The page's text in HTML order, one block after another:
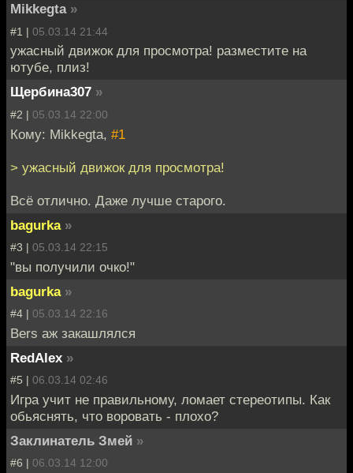
Mikkegta »
#1 | 05.03.14 21:44
ужасный движок для просмотра! разместите на
ютубе, плиз!
Щербина307 »
#2 | 05.03.14 22:00
Кому: Mikkegta, #1
> ужасный движок для просмотра!
Всё отлично. Даже лучше старого.
bagurka »
#3 | 05.03.14 22:15
"вы получили очко!"
bagurka »
#4 | 05.03.14 22:16
Bers аж закашлялся
RedAlex »
#5 | 06.03.14 02:46
Игра учит не правильному, ломает стереотипы. Как
обьяснять, что воровать - плохо?
Заклинатель Змей »
#6 | 06.03.14 12:00